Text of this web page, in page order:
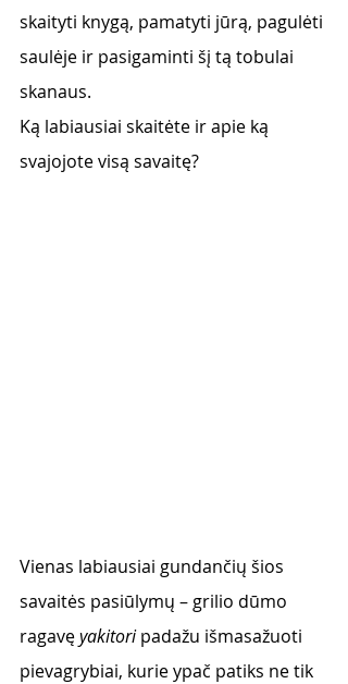
skaityti knygą, pamatyti jūrą, pagulėti
saulėje ir pasigaminti šį tą tobulai
skanaus.
Ką labiausiai skaitėte ir apie ką
svajojote visą savaitę?
Vienas labiausiai gundančių šios
savaitės pasiūlymų – grilio dūmo
ragavę yakitori padažu išmasažuoti
pievagrybiai, kurie ypač patiks ne tik